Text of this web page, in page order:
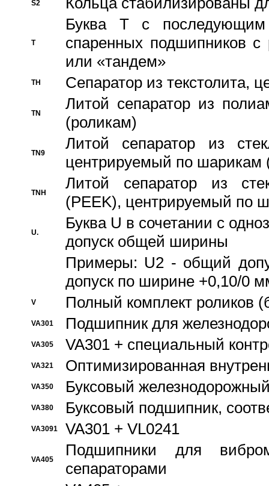
S2
T
Буква T с
спаренных подшипников
или «тандем»
TH Сепаратор из текстолита,
TN
Литой сепаратор из
(роликам)
TN9
Литой сепаратор из
центрируемый по шарикам
TNH
Литой сепаратор из
(PEEK), центрируемый по
U.
Буква U в сочетании с
допуск общей ширины
Примеры: U2 - общий
допуск по ширине +0,10/0
V Полный комплект роликов
VA301 Подшипник для
VA305 VA301 + специальный
VA321 Оптимизированная
VA350 Буксовый
VA380 Буксовый подшипник,
VA3091 VA301 + VL0241
VA405
Подшипники для
сепараторами